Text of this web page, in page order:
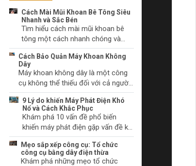
Cách Mài Mũi Khoan Bê Tông Siêu
Nhanh và Sắc Bén
Tìm hiểu cách mài mũi khoan bê
tông một cách nhanh chóng và
hiệu quả. Lựa chọn dụng cụ mài
phù hợp và kỹ thuật mài mũi khoan
đúng cách.
Cách Bảo Quản Máy Khoan Không
Dây
Máy khoan không dây là một công
cụ không thể thiếu đối với cả người
làm tự chọn và các chuyên gia. Hãy
tìm hiểu cách chăm sóc máy khoan
không dây của bạn để duy trì hiệu
suất và ngăn chặn sự cố trước khi
chúng bắt đầu.
9 Lý do khiến Máy Phát Điện Khó
Nổ và Cách Khắc Phục
Khám phá 10 vấn đề phổ biến
khiến máy phát điện gặp vấn đề khi
khởi động và cách khắc phục
chúng. Tìm hiểu thêm ngay!
Mẹo sắp xếp công cụ: Tổ chức
công cụ bằng dây điện thừa
Khám phá những mẹo tổ chức